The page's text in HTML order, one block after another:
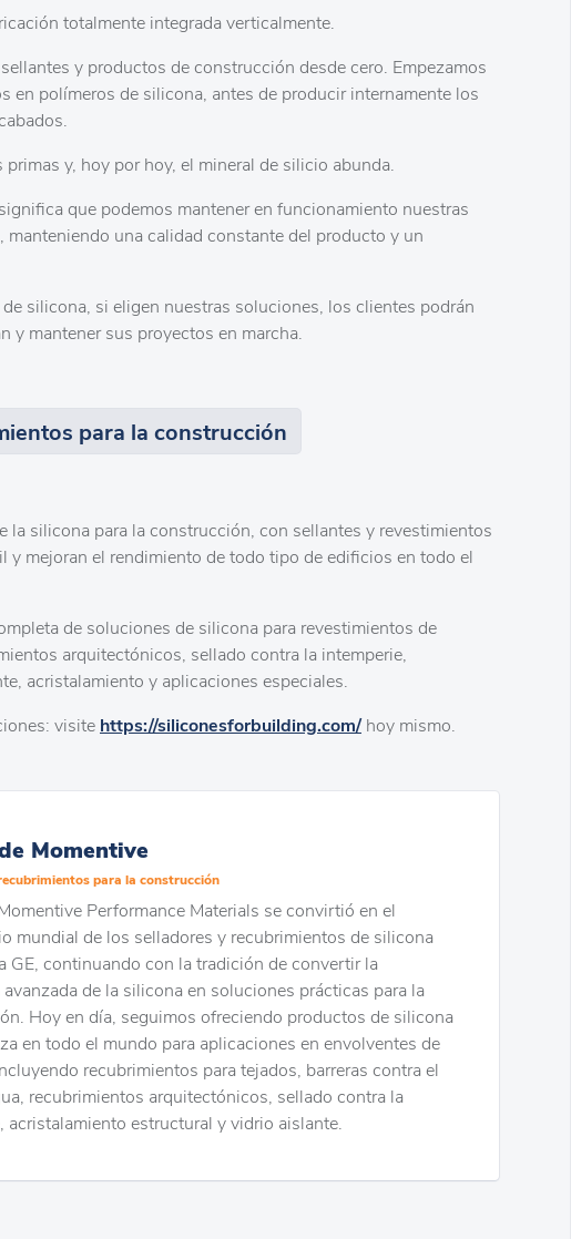
totalmente integrada verticalmente.
y productos de construcción desde cero. Empezamos
en polímeros de silicona, antes de producir internamente los
y, hoy por hoy, el mineral de silicio abunda.
que podemos mantener en funcionamiento nuestras
una calidad constante del producto y un
silicona, si eligen nuestras soluciones, los clientes podrán
mantener sus proyectos en marcha.
para la construcción
la silicona para la construcción, con sellantes y revestimientos
y mejoran el rendimiento de todo tipo de edificios en todo el
de soluciones de silicona para revestimientos de
arquitectónicos, sellado contra la intemperie,
acristalamiento y aplicaciones especiales.
visite https://siliconesforbuilding.com/hoy mismo.
Momentive
para la construcción
Performance Materials se convirtió en el
mundial de los selladores y recubrimientos de silicona
GE, continuando con la tradición de convertir la
de la silicona en soluciones prácticas para la
Hoy en día, seguimos ofreciendo productos de silicona
en todo el mundo para aplicaciones en envolventes de
recubrimientos para tejados, barreras contra el
recubrimientos arquitectónicos, sellado contra la
acristalamiento estructural y vidrio aislante.